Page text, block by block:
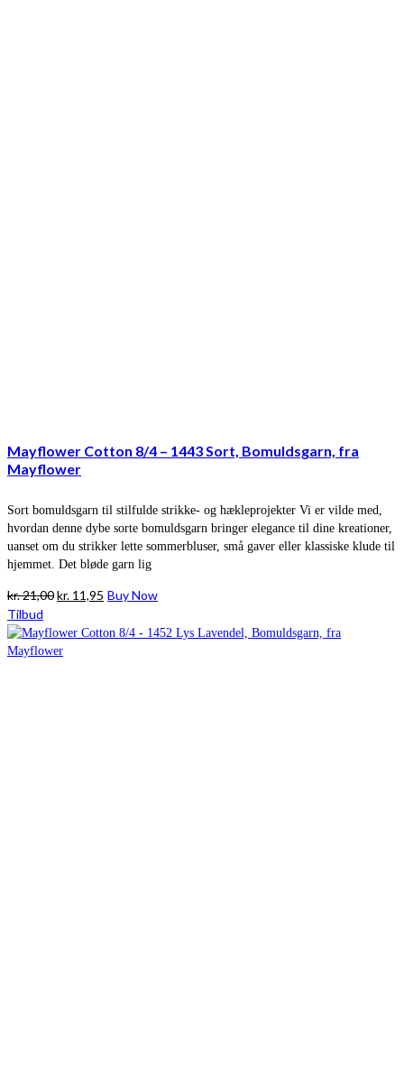
Mayflower Cotton 8/4 – 1443 Sort, Bomuldsgarn, fra
Mayflower
Sort bomuldsgarn til stilfulde strikke- og hækleprojekter Vi er vilde med,
hvordan denne dybe sorte bomuldsgarn bringer elegance til dine kreationer,
uanset om du strikker lette sommerbluser, små gaver eller klassiske klude til
hjemmet. Det bløde garn lig
kr.21,00Den
pris
var:
kr. 11,95 Den
pris
Buy Now
Tilbud